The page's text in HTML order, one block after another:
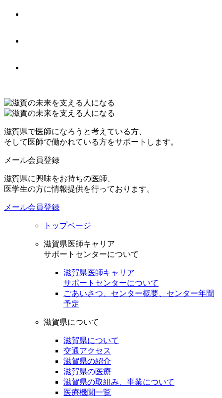
滋賀県で医師になろうと考えている方、
そして医師で働かれている方をサポートします。
メール会員登録
滋賀県に興味をお持ちの医師、
医学生の方に情報提供を行っております。
メール会員登録
トップページ
滋賀県医師キャリア
サポートセンターについて
滋賀県医師キャリア
サポートセンターについて
ごあいさつ、センター概要、センター年間
予定
滋賀県について
滋賀県について
交通アクセス
滋賀県の紹介
滋賀県の医療
滋賀県の取組み、事業について
医療機関一覧